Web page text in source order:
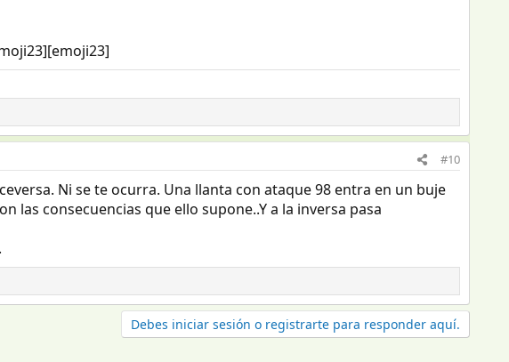
#10
Ni se te ocurra. Una llanta con ataque 98 entra en un buje
las consecuencias que ello supone..Y a la inversa pasa
Debes iniciar sesión o registrarte para responder aquí.